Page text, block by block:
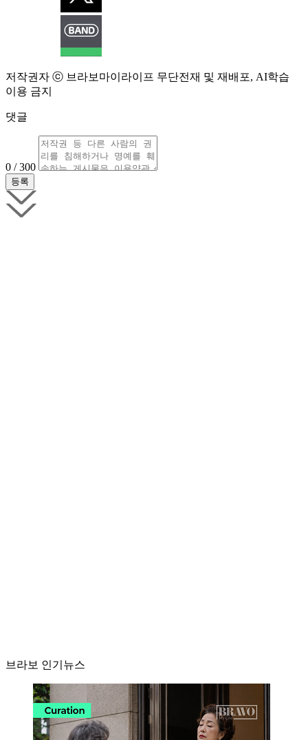
저작권자 ⓒ 브라보마이라이프 무단전재 및 재배포, AI학습
이용 금지
댓글
0 / 300
브라보 인기뉴스